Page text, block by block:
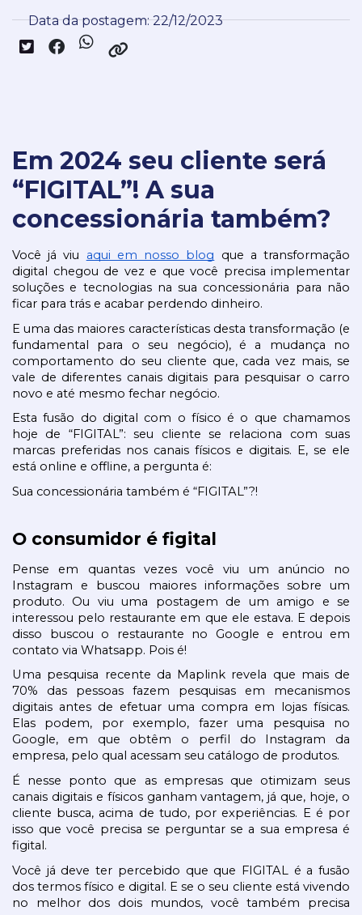
Data da postagem: 22/12/2023
Em 2024 seu cliente será
“FIGITAL”! A sua
concessionária também?
Você já viu aqui em nosso blog que a transformação
digital chegou de vez e que você precisa implementar
soluções e tecnologias na sua concessionária para não
ficar para trás e acabar perdendo dinheiro.
E uma das maiores características desta transformação (e
fundamental para o seu negócio), é a mudança no
comportamento do seu cliente que, cada vez mais, se
vale de diferentes canais digitais para pesquisar o carro
novo e até mesmo fechar negócio.
Esta fusão do digital com o físico é o que chamamos
hoje de “FIGITAL”: seu cliente se relaciona com suas
marcas preferidas nos canais físicos e digitais. E, se ele
está online e offline, a pergunta é:
Sua concessionária também é “FIGITAL”?!
O consumidor é figital
Pense em quantas vezes você viu um anúncio no
Instagram e buscou maiores informações sobre um
produto. Ou viu uma postagem de um amigo e se
interessou pelo restaurante em que ele estava. E depois
disso buscou o restaurante no Google e entrou em
contato via Whatsapp. Pois é!
Uma pesquisa recente da Maplink revela que mais de
70% das pessoas fazem pesquisas em mecanismos
digitais antes de efetuar uma compra em lojas físicas.
Elas podem, por exemplo, fazer uma pesquisa no
Google, em que obtêm o perfil do Instagram da
empresa, pelo qual acessam seu catálogo de produtos.
É nesse ponto que as empresas que otimizam seus
canais digitais e físicos ganham vantagem, já que, hoje, o
cliente busca, acima de tudo, por experiências. E é por
isso que você precisa se perguntar se a sua empresa é
figital.
Você já deve ter percebido que que FIGITAL é a fusão
dos termos físico e digital. E se o seu cliente está vivendo
no melhor dos dois mundos, você também precisa